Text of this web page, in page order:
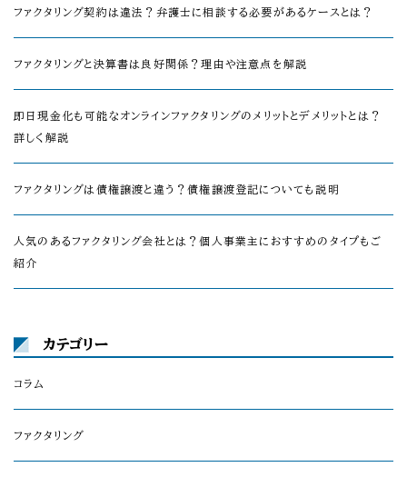
ファクタリング契約は違法？弁護士に相談する必要があるケースとは？
ファクタリングと決算書は良好関係？理由や注意点を解説
即日現金化も可能なオンラインファクタリングのメリットとデメリットとは？
詳しく解説
ファクタリングは債権譲渡と違う？債権譲渡登記についても説明
人気のあるファクタリング会社とは？個人事業主におすすめのタイプもご
紹介
カテゴリー
コラム
ファクタリング